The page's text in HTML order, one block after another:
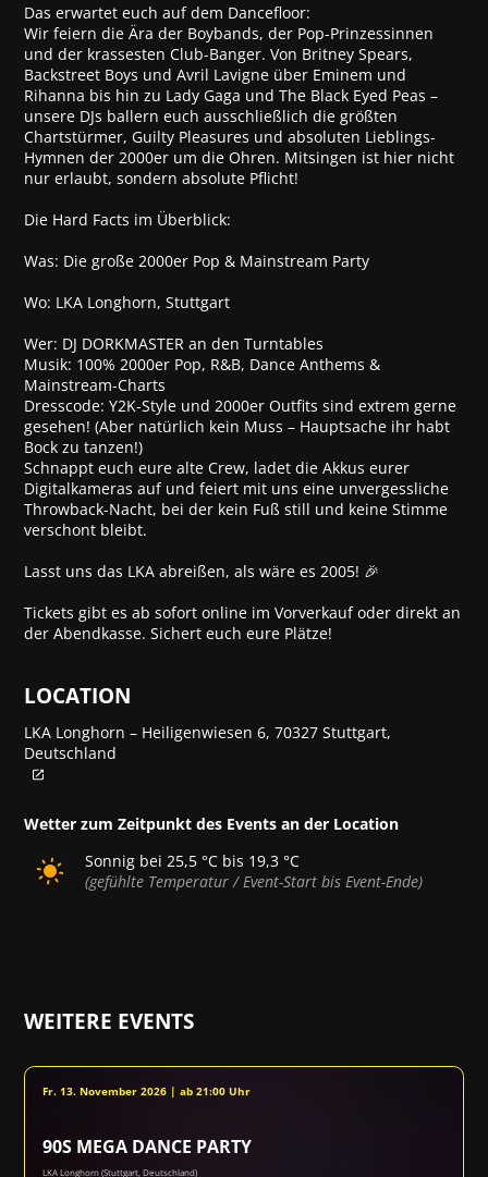
Das erwartet euch auf dem Dancefloor:
Wir feiern die Ära der Boybands, der Pop-Prinzessinnen
und der krassesten Club-Banger. Von Britney Spears,
Backstreet Boys und Avril Lavigne über Eminem und
Rihanna bis hin zu Lady Gaga und The Black Eyed Peas –
unsere DJs ballern euch ausschließlich die größten
Chartstürmer, Guilty Pleasures und absoluten Lieblings-
Hymnen der 2000er um die Ohren. Mitsingen ist hier nicht
nur erlaubt, sondern absolute Pflicht!
Die Hard Facts im Überblick:
Was: Die große 2000er Pop & Mainstream Party
Wo: LKA Longhorn, Stuttgart
Wer: DJ DORKMASTER an den Turntables
Musik: 100% 2000er Pop, R&B, Dance Anthems &
Mainstream-Charts
Dresscode: Y2K-Style und 2000er Outfits sind extrem gerne
gesehen! (Aber natürlich kein Muss – Hauptsache ihr habt
Bock zu tanzen!)
Schnappt euch eure alte Crew, ladet die Akkus eurer
Digitalkameras auf und feiert mit uns eine unvergessliche
Throwback-Nacht, bei der kein Fuß still und keine Stimme
verschont bleibt.
Lasst uns das LKA abreißen, als wäre es 2005! 🎉
Tickets gibt es ab sofort online im Vorverkauf oder direkt an
der Abendkasse. Sichert euch eure Plätze!
LOCATION
LKA Longhorn – Heiligenwiesen 6, 70327 Stuttgart,
Deutschland
Wetter zum Zeitpunkt des Events an der Location
Sonnig bei 25,5 °C bis 19,3 °C
(gefühlte Temperatur / Event-Start bis Event-Ende)
WEITERE EVENTS
Fr. 13. November 2026 | ab 21:00 Uhr
90S MEGA DANCE PARTY
LKA Longhorn (Stuttgart, Deutschland)